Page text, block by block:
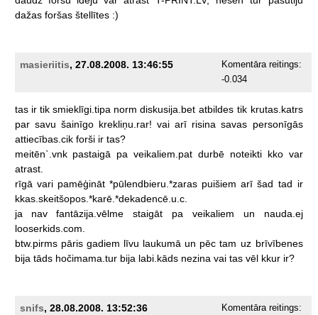
dažas foršas štellītes :)
masieriitis, 27.08.2008. 13:46:55
Komentāra reitings:
-0.034
tas ir tik smieklīgi.tipa norm diskusija.bet atbildes tik krutas.katrs
par savu šainīgo krekliņu.rar! vai arī risina savas personīgās
attiecības.cik forši ir tas?
meitēn`.vnk pastaigā pa veikaliem.pat durbē noteikti kko var
atrast.
rīgā vari pamēģināt *pūlendbieru.*zaras puišiem arī šad tad ir
kkas.skeitšopos.*karē.*dekadencē.u.c.
ja
nav fantāzija.vēlme staigāt pa veikaliem un
nauda.ej
looserkids.com.
btw.pirms pāris gadiem līvu laukumā un pēc tam uz brīvībenes
bija tāds hočimama.tur bija labi.kāds nezina vai tas vēl kkur ir?
snifs, 28.08.2008. 13:52:36
Komentāra reitings: